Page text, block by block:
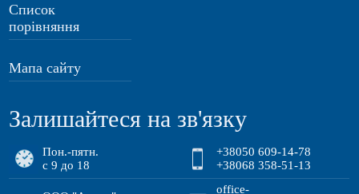
Список
порівняння
Мапа сайту
Залишайтеся на зв'язку
Пон.-пятн.
с 9 до 18
+38050 609-14-78
+38068 358-51-13
office-